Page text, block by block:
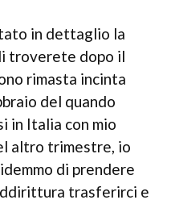
in dettaglio la
troverete dopo il
rimasta incinta
del quando
in Italia con mio
altro trimestre, io
di prendere
trasferirci e